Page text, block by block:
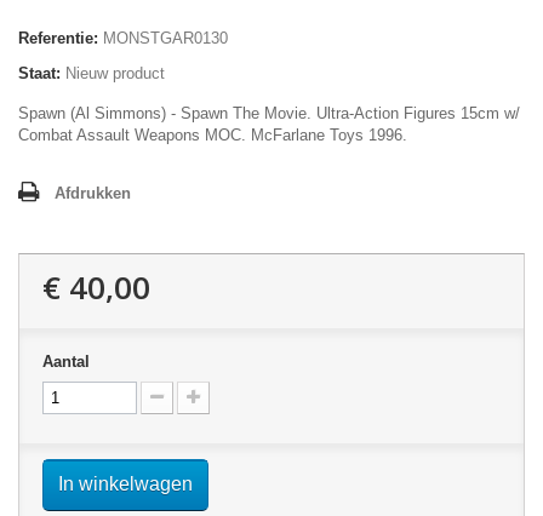
Referentie: MONSTGAR0130
Staat: Nieuw product
Spawn (Al Simmons) - Spawn The Movie. Ultra-Action Figures 15cm w/
Combat Assault Weapons MOC. McFarlane Toys 1996.
Afdrukken
€ 40,00
Aantal
In winkelwagen